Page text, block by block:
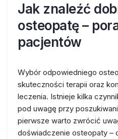
Jak znaleźć
osteopatę –
pacjentów
Wybór odpowiedniego
skuteczności terapii oraz
leczenia. Istnieje kilka
pod uwagę przy
pierwsze warto zwrócić
doświadczenie osteopaty –